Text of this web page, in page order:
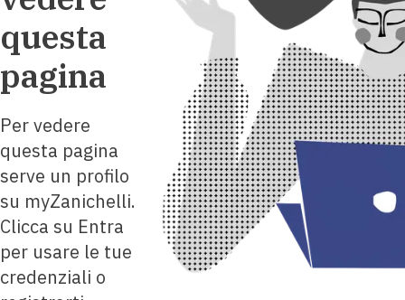
questa
pagina
Per vedere
questa pagina
serve un profilo
su myZanichelli.
Clicca su Entra
per usare le tue
credenziali o